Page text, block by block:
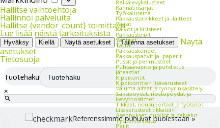
Hallitse vaihtoehtoja
Hallinnoi palveluita
Hallitse {vendor_count} toimittajia
Lue lisää näistä tarkoituksista
Hyväksy Kiellä Näytä asetukset Tallenna asetukset
Näytä
asetukset
Tietosuoja
Reikälevykalusteet
Kannatinsarjat
Työkaluseinä
Pakkaustarvikkeet ja -laitteet
Vaa'at
Kalvot ja kiristeet
Pakkausteipit
Vanteet
Tarrat
Pakkauskoneet
Pakkauspahvit ja -paperit
Pussit ja pehmusteet
Puhtaanapito ja puhdistus
Jäteastiat
Kippikontit
Kippikonttien lisävarusteet
Valuma-altaat ja tynnyrinkäsittely
Saksipöydät, nostopöydät ja
kevytnostimet
Tikkaat, nousuportaat ja työtasot
Lisävarusteet tikkaisiin
Asennukset, huollot ja palvelut
Työturvallisuus
Peilit
Tuotehaku
×
Referenssimme puhuvat puolestaan »